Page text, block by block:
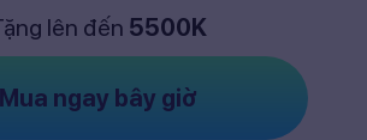
lên đến 5500K
Mua ngay bây giờ